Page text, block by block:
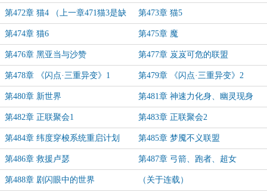
第472章 猫4 （上一章471猫3是缺
失的，现顺序已调整）
第473章 猫5
第474章 猫6 第475章 魔
第476章 黑亚当与沙赞 第477章 岌岌可危的联盟
第478章 《闪点·三重异变》1 第479章 《闪点·三重异变》2
第480章 新世界 第481章 神速力化身、幽灵现身
第482章 正联聚会1 第483章 正联聚会2
第484章 纬度穿梭系统重启计划 第485章 梦魇不义联盟
第486章 救援卢瑟 第487章 弓箭、跑者、超女
第488章 剧闪眼中的世界 （关于连载）